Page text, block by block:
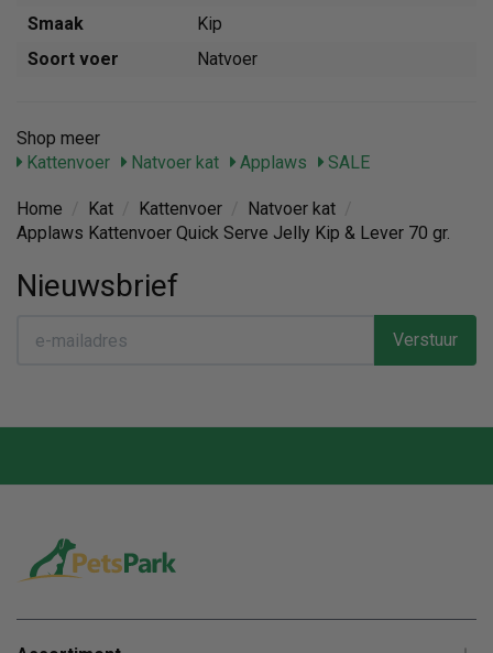
Smaak
Kip
Soort voer
Natvoer
Shop meer
Kattenvoer
Natvoer kat Applaws SALE
Home Kat Kattenvoer Natvoer kat
Applaws Kattenvoer Quick Serve Jelly Kip & Lever 70 gr.
Nieuwsbrief
Verstuur